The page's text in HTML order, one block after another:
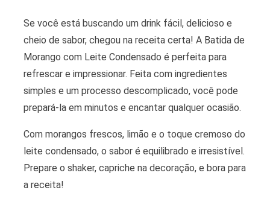
Se você está buscando um drink fácil, delicioso e
cheio de sabor, chegou na receita certa! A Batida de
Morango com Leite Condensado é perfeita para
refrescar e impressionar. Feita com ingredientes
simples e um processo descomplicado, você pode
prepará-la em minutos e encantar qualquer ocasião.
Com morangos frescos, limão e o toque cremoso do
leite condensado, o sabor é equilibrado e irresistível.
Prepare o shaker, capriche na decoração, e bora para
a receita!